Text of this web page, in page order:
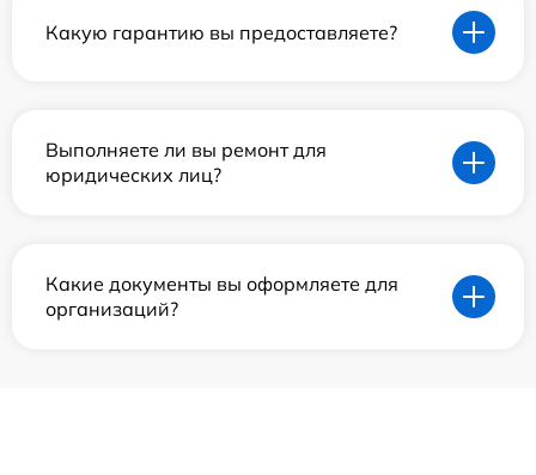
Какую гарантию вы предоставляете?
Выполняете ли вы ремонт для
юридических лиц?
Какие документы вы оформляете для
организаций?